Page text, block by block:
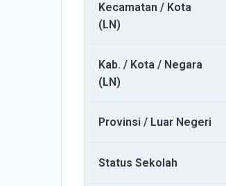
Kecamatan / Kota
(LN)
Kab. / Kota / Negara
(LN)
Provinsi / Luar Negeri
Status Sekolah